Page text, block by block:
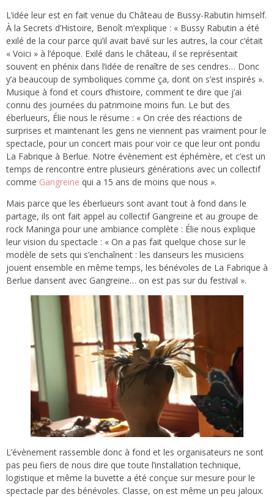
L’idée leur est en fait venue du Château de Bussy-Rabutin himself.
À la Secrets d’Histoire, Benoît m’explique : « Bussy Rabutin a été
exilé de la cour parce qu’il avait bavé sur les autres, la cour c’était
« Voici » à l’époque. Exilé dans le château, il se représentait
souvent en phénix dans l’idée de renaître de ses cendres… Donc
y’a beaucoup de symboliques comme ça, dont on s’est inspirés ».
Musique à fond et cours d’histoire, comment te dire que j’ai
connu des journées du patrimoine moins fun. Le but des
éberlueurs, Élie nous le résume : « On crée des réactions de
surprises et maintenant les gens ne viennent pas vraiment pour le
spectacle, pour un concert mais pour voir ce que leur ont pondu
La Fabrique à Berlue. Notre évènement est éphémère, et c’est un
temps de rencontre entre plusieurs générations avec un collectif
comme Gangreine qui a 15 ans de moins que nous ».
Mais parce que les éberlueurs sont avant tout à fond dans le
partage, ils ont fait appel au collectif Gangreine et au groupe de
rock Maninga pour une ambiance complète : Élie nous explique
leur vision du spectacle : « On a pas fait quelque chose sur le
modèle de sets qui s’enchaînent : les danseurs les musiciens
jouent ensemble en même temps, les bénévoles de La Fabrique à
Berlue dansent avec Gangreine… on est pas sur du festival ».
L’évènement rassemble donc à fond et les organisateurs ne sont
pas peu fiers de nous dire que toute l’installation technique,
logistique et même la buvette a été conçue sur mesure pour le
spectacle par des bénévoles. Classe, on est même un peu jaloux.